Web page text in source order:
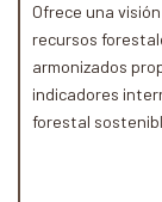
Ofrece una
recursos
armonizados
indicadores
forestal